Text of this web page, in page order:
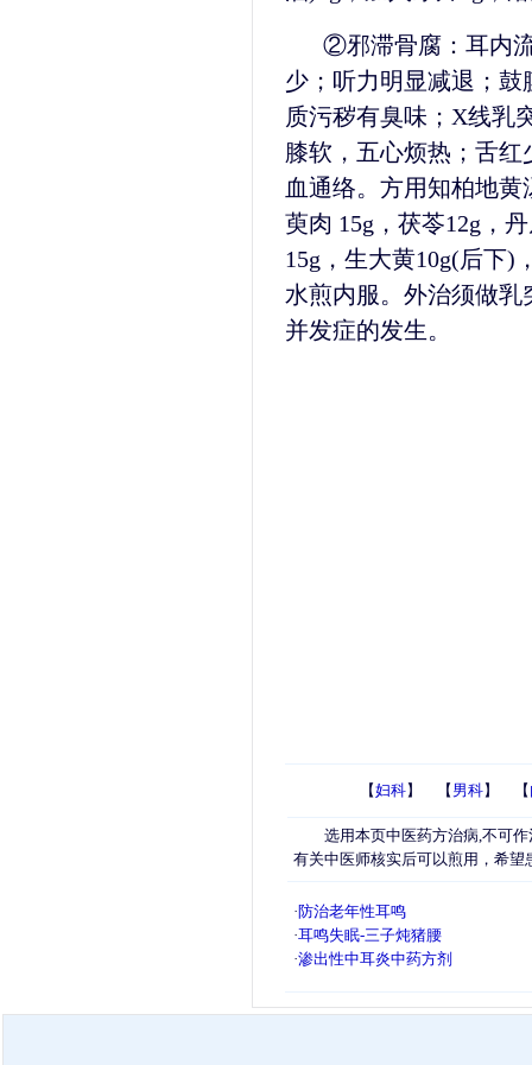
②邪滞骨腐：耳内
少；听力明显减退；
质污秽有臭味；X线乳
膝软，五心烦热；舌
血通络。方用知柏地黄
萸肉 15g，茯苓12g，
15g，生大黄10g(后下)
水煎内服。外治须做
并发症的发生。
【妇科】 【 男科】 【
选用本页中医药方治病,不可作
有关中医师核实后可以煎用，希望
·防治老年性耳鸣
·耳鸣失眠-三子炖猪腰
·渗出性中耳炎中药方剂